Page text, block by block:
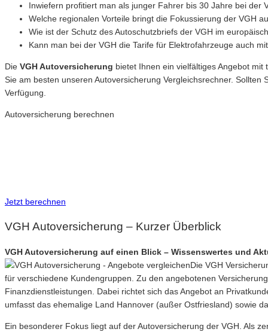
Inwiefern profitiert man als junger Fahrer bis 30 Jahre bei der
Welche regionalen Vorteile bringt die Fokussierung der VGH
Wie ist der Schutz des Autoschutzbriefs der VGH im
Kann man bei der VGH die Tarife für Elektrofahrzeuge auch
Die VGH Autoversicherung bietet Ihnen ein vielfältiges Angebot
Sie am besten unseren Autoversicherung Vergleichsrechner.
Verfügung.
Autoversicherung berechnen
Jetzt berechnen
VGH Autoversicherung – Kurzer Überblick
VGH Autoversicherung auf einen Blick – Wissenswertes und
Die VGH
für verschiedene Kundengruppen. Zu den angebotenen
Finanzdienstleistungen. Dabei richtet sich das Angebot an
umfasst das ehemalige Land Hannover (außer Ostfriesland) sowie
Ein besonderer Fokus liegt auf der Autoversicherung der VGH. Als